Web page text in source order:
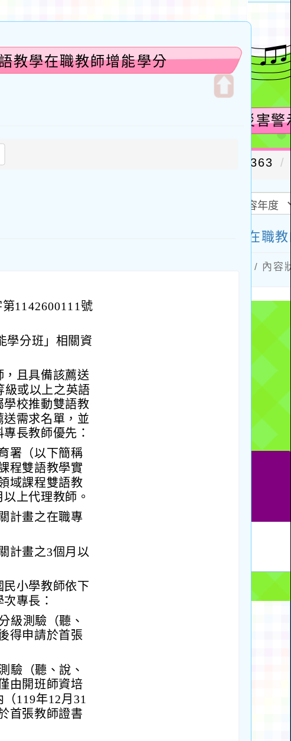
教學在職教師增能學分
1142600111號
學分班」相關資
，且具備該薦送
級或以上之英語
學校推動雙語教
需求名單，並
長教師優先：
署（以下簡稱
程雙語教學實
域課程雙語教
上代理教師。
計畫之在職專
計畫之3個月以
小學教師依下
專長：
級測驗（聽、
得申請於首張
驗（聽、說、
由開班師資培
119年12月31
首張教師證書